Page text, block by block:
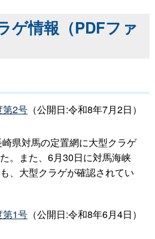
ゲ情報（PDFファ
第2号（公開日:令和8年7月2日）
県対馬の定置網に大型クラゲ
。また、6月30日に対馬海峡
、大型クラゲが確認されてい
第1号（公開日:令和8年6月4日）